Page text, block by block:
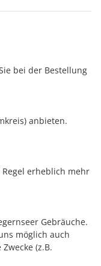
bei der Bestellung
anbieten.
erheblich mehr
Gebräuche.
möglich auch
(z.B.